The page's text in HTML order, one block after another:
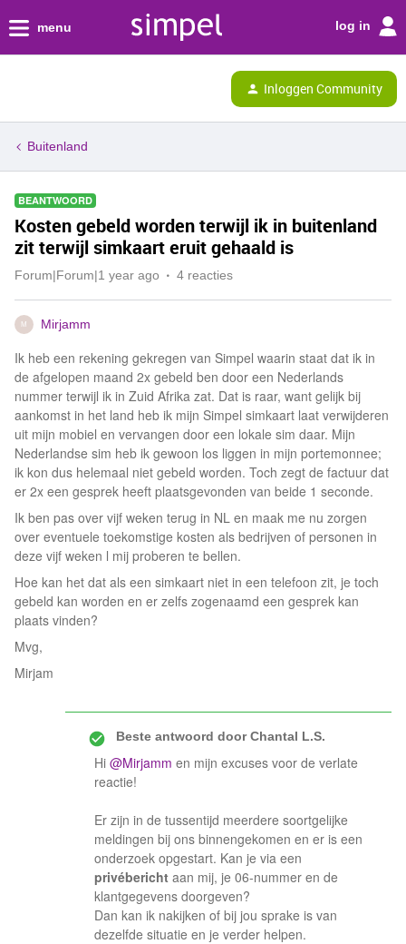
menu log in
Inloggen Community
Buitenland
BEANTWOORD
Kosten gebeld worden terwijl ik in buitenland
zit terwijl simkaart eruit gehaald is
Forum|Forum|1 year ago 4 reacties
M Mirjamm
Ik heb een rekening gekregen van Simpel waarin staat dat ik in
de afgelopen maand 2x gebeld ben door een Nederlands
nummer terwijl ik in Zuid Afrika zat. Dat is raar, want gelijk bij
aankomst in het land heb ik mijn Simpel simkaart laat verwijderen
uit mijn mobiel en vervangen door een lokale sim daar. Mijn
Nederlandse sim heb ik gewoon los liggen in mijn portemonnee;
ik kon dus helemaal niet gebeld worden. Toch zegt de factuur dat
er 2x een gesprek heeft plaatsgevonden van beide 1 seconde.
Ik ben pas over vijf weken terug in NL en maak me nu zorgen
over eventuele toekomstige kosten als bedrijven of personen in
deze vijf weken l mij proberen te bellen.
Hoe kan het dat als een simkaart niet in een telefoon zit, je toch
gebeld kan worden en er zelfs zogenaamd een gesprek kan
plaats vinden?
Mvg,
Mirjam
Beste antwoord doorChantal L.S.
Hi ​ @Mirjamm en mijn excuses voor de verlate
reactie!
Er zijn in de tussentijd meerdere soortgelijke
meldingen bij ons binnengekomen en er is een
onderzoek opgestart. Kan je via een
privébericht aan mij, je 06-nummer en de
klantgegevens doorgeven?
Dan kan ik nakijken of bij jou sprake is van
dezelfde situatie en je verder helpen.